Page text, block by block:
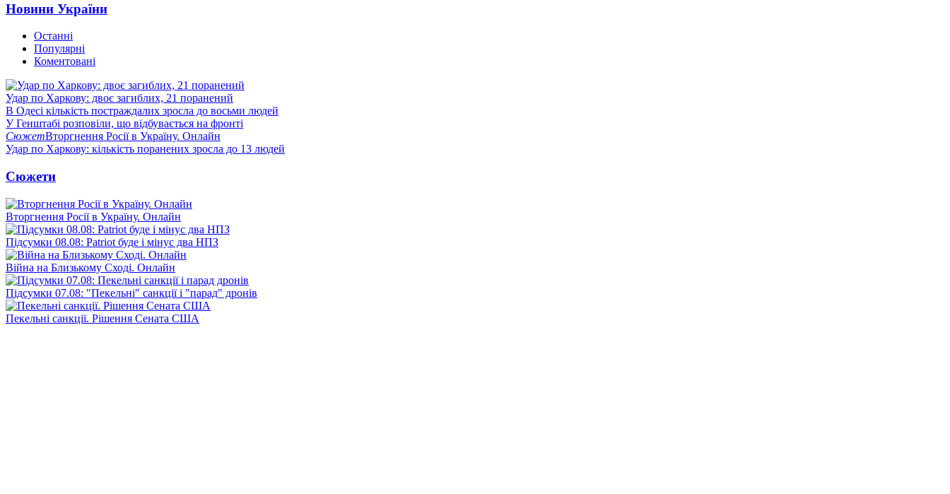
Новини України
Останні
Популярні
Коментовані
Удар по Харкову: двоє загиблих, 21 поранений
В Одесі кількість постраждалих зросла до восьми людей
У Генштабі розповіли, що відбувається на фронті
СюжетВторгнення Росії в Україну. Онлайн
Удар по Харкову: кількість поранених зросла до 13 людей
Сюжети
Вторгнення Росії в Україну. Онлайн
Підсумки 08.08: Patriot буде і мінус два НПЗ
Війна на Близькому Сході. Онлайн
Підсумки 07.08: "Пекельні" санкції і "парад" дронів
Пекельні санкції. Рішення Сената США